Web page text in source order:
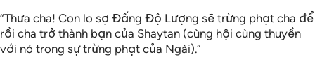
“Thưa cha! Con lo sợ Đấng Độ Lượng sẽ trừng phạt cha để
rồi cha trở thành bạn của Shaytan (cùng hội cùng thuyền
với nó trong sự trừng phạt của Ngài).”